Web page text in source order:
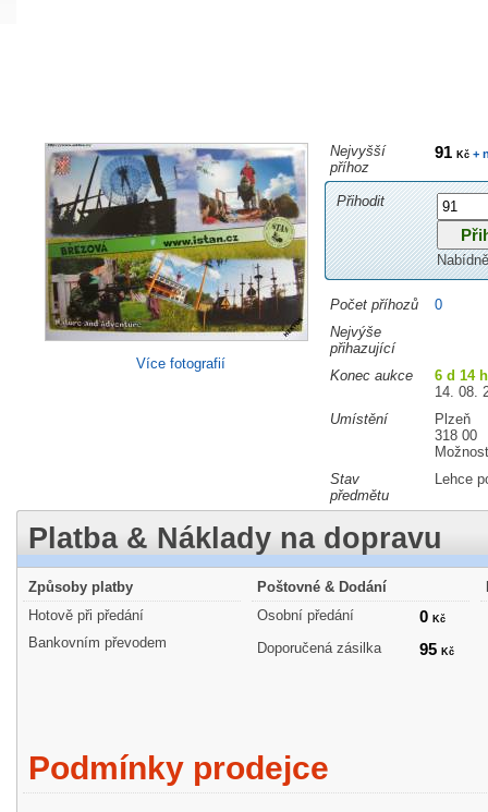
Více fotografií
Nejvyšší
příhoz
91 Kč+
Přihodit
Počet příhozů
0
Nejvýše
přihazující
Konec aukce
6 d 14
14. 08.
Umístění
Plzeň
318 00
Stav
předmětu
Lehce
Platba & Náklady na dopravu
Způsoby platby
Hotově při předání
Bankovním převodem
Poštovné & Dodání
Osobní předání
0 Kč
Doporučená zásilka 95 Kč
Podmínky prodejce